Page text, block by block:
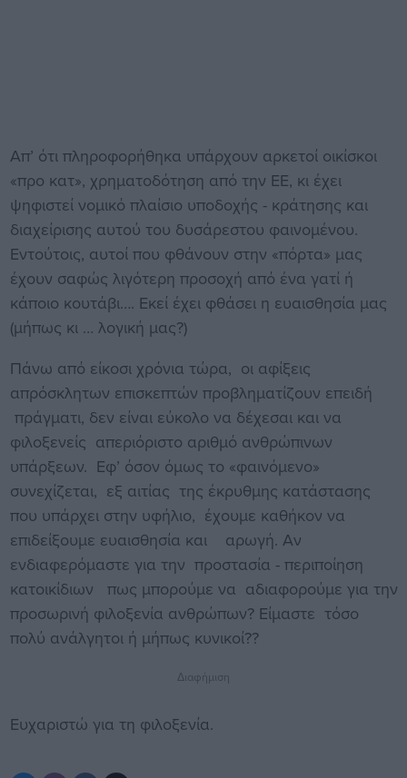
Απ’ ότι πληροφορήθηκα υπάρχουν αρκετοί οικίσκοι
«προ κατ», χρηματοδότηση από την ΕΕ, κι έχει
ψηφιστεί νομικό πλαίσιο υποδοχής - κράτησης και
διαχείρισης αυτού του δυσάρεστου φαινομένου.
Εντούτοις, αυτοί που φθάνουν στην «πόρτα» μας
έχουν σαφώς λιγότερη προσοχή από ένα γατί ή
κάποιο κουτάβι…. Εκεί έχει φθάσει η ευαισθησία μας
(μήπως κι … λογική μας?)
Πάνω από είκοσι χρόνια τώρα, οι αφίξεις
απρόσκλητων επισκεπτών προβληματίζουν επειδή
πράγματι, δεν είναι εύκολο να δέχεσαι και να
φιλοξενείς απεριόριστο αριθμό ανθρώπινων
υπάρξεων. Εφ’ όσον όμως το «φαινόμενο»
συνεχίζεται, εξ αιτίας της έκρυθμης κατάστασης
που υπάρχει στην υφήλιο, έχουμε καθήκον να
επιδείξουμε ευαισθησία και αρωγή. Αν
ενδιαφερόμαστε για την προστασία - περιποίηση
κατοικίδιων πως μπορούμε να αδιαφορούμε για την
προσωρινή φιλοξενία ανθρώπων? Είμαστε τόσο
πολύ ανάλγητοι ή μήπως κυνικοί??
Διαφήμιση
Ευχαριστώ για τη φιλοξενία.